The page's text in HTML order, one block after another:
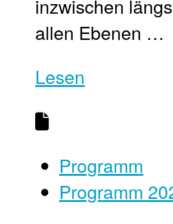
inzwischen
allen Ebenen …
Lesen
Programm
Programm